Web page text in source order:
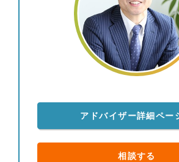
アドバイザー詳細ペー
相談する